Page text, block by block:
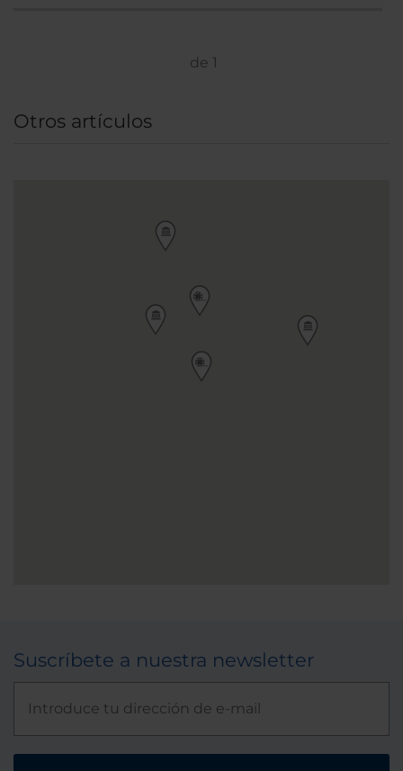
de 1
Otros artículos
Suscríbete a nuestra newsletter